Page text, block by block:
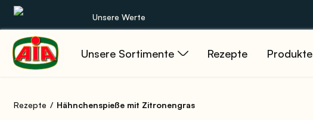
Unsere Werte
Unsere Sortimente Rezepte Produkte
Unsere Sortimente
Rezepte Hähnchenspieße mit Zitronengras